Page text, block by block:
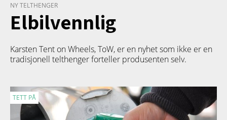
NY TELTHENGER
Elbilvennlig
Karsten Tent on Wheels, ToW, er en nyhet som ikke er en
tradisjonell telthenger forteller produsenten selv.
TETT PÅ